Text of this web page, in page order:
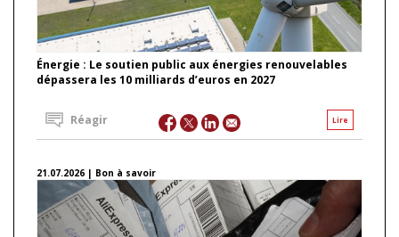
Énergie : Le soutien public aux énergies renouvelables
dépassera les 10 milliards d’euros en 2027
Lire
Réagir
21.07.2026 | Bon à savoir